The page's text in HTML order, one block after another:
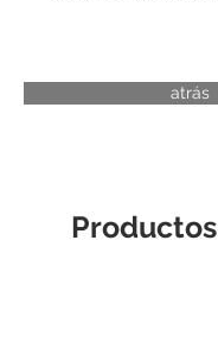
atrás
Productos